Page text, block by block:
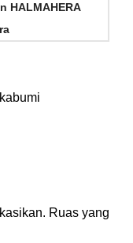
HALMAHERA
Ruas yang